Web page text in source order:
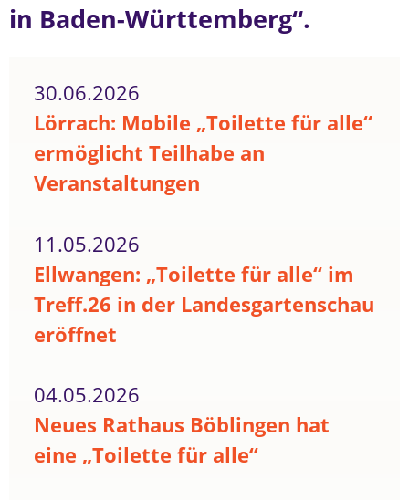
in Baden-Württemberg“.
30.06.2026
Lörrach: Mobile „Toilette für alle“
ermöglicht Teilhabe an
Veranstaltungen
11.05.2026
Ellwangen: „Toilette für alle“ im
Treff.26 in der Landesgartenschau
eröffnet
04.05.2026
Neues Rathaus Böblingen hat
eine „Toilette für alle“